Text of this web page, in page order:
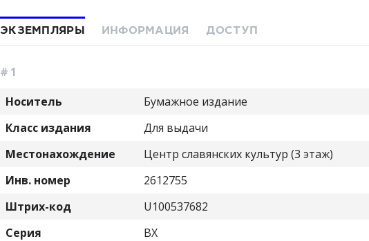
ЭКЗЕМПЛЯРЫ ИНФОРМАЦИЯ ДОСТУП
# 1
Носитель
Бумажное издание
Класс издания
Для выдачи
Местонахождение
Центр славянских культур (3 этаж)
Инв. номер
2612755
Штрих-код
U100537682
Серия
ВХ